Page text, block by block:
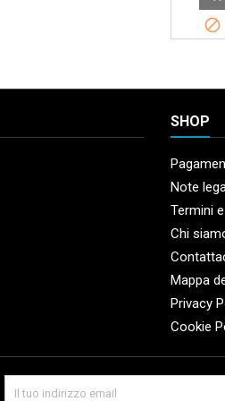

SHOP
Note
Termini
Chi
Mappa
Privacy
Cookie